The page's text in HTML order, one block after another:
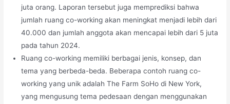
juta orang. Laporan tersebut juga memprediksi bahwa
jumlah ruang co-working akan meningkat menjadi lebih dari
40.000 dan jumlah anggota akan mencapai lebih dari 5 juta
pada tahun 2024.
Ruang co-working memiliki berbagai jenis, konsep, dan
tema yang berbeda-beda. Beberapa contoh ruang co-
working yang unik adalah The Farm SoHo di New York,
yang mengusung tema pedesaan dengan menggunakan